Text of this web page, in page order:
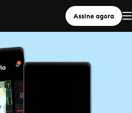
Assine agora